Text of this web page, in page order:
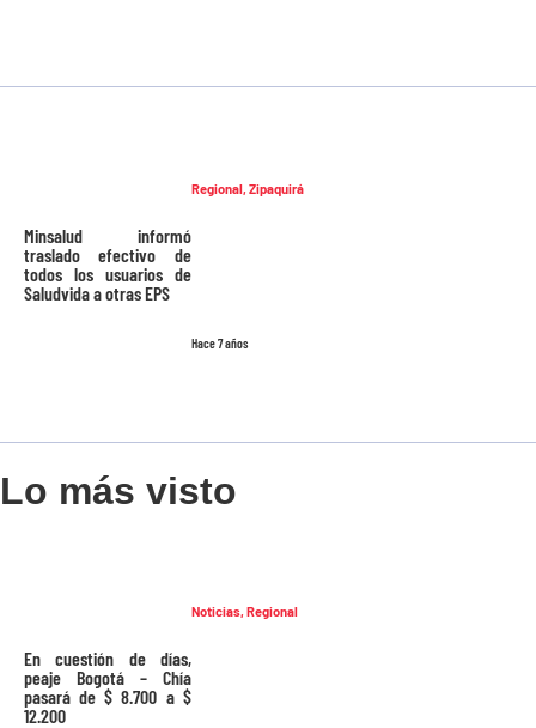
Regional,Zipaquirá
Hace 7 años
Minsalud informó
traslado efectivo de
todos los usuarios de
Saludvida a otras EPS
Lo más visto
Noticias,Regional
En cuestión de días,
peaje Bogotá – Chía
pasará de $ 8.700 a $
12.200